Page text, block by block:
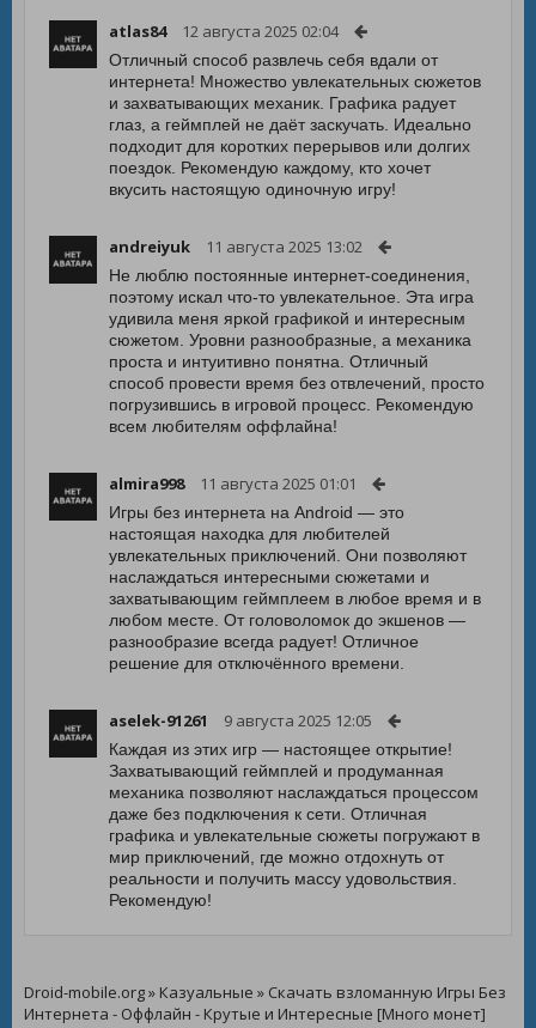
atlas84 12 августа 2025 02:04
Отличный способ развлечь себя вдали от
интернета! Множество увлекательных сюжетов
и захватывающих механик. Графика радует
глаз, а геймплей не даёт заскучать. Идеально
подходит для коротких перерывов или долгих
поездок. Рекомендую каждому, кто хочет
вкусить настоящую одиночную игру!
andreiyuk 11 августа 2025 13:02
Не люблю постоянные интернет-соединения,
поэтому искал что-то увлекательное. Эта игра
удивила меня яркой графикой и интересным
сюжетом. Уровни разнообразные, а механика
проста и интуитивно понятна. Отличный
способ провести время без отвлечений, просто
погрузившись в игровой процесс. Рекомендую
всем любителям оффлайна!
almira998 11 августа 2025 01:01
Игры без интернета на Android — это
настоящая находка для любителей
увлекательных приключений. Они позволяют
наслаждаться интересными сюжетами и
захватывающим геймплеем в любое время и в
любом месте. От головоломок до экшенов —
разнообразие всегда радует! Отличное
решение для отключённого времени.
aselek-91261 9 августа 2025 12:05
Каждая из этих игр — настоящее открытие!
Захватывающий геймплей и продуманная
механика позволяют наслаждаться процессом
даже без подключения к сети. Отличная
графика и увлекательные сюжеты погружают в
мир приключений, где можно отдохнуть от
реальности и получить массу удовольствия.
Рекомендую!
Droid-mobile.org» Казуальные » Скачать взломанную Игры Без
Интернета - Оффлайн - Крутые и Интересные [Много монет]